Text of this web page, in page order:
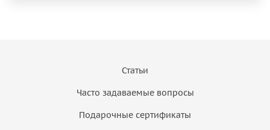
Статьи
Часто задаваемые вопросы
Подарочные сертификаты